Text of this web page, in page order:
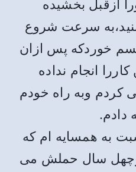
ازقبل بخشیده
سرعت شروع
خوردکه پس ازان
انجام نداده
کردم وبه راه خودم
دادم.
به همسایه ام که
سال حملش می